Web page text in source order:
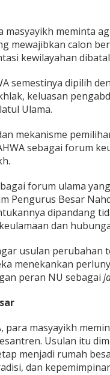
masyayikh meminta
mewajibkan calon
kewilayahan
semestinya dipilih
keluasan
Ulama.
mekanisme
sebagai forum
forum ulama
Pengurus Besar
dipandang
dan
usulan perubahan
menekankan
peran NU sebagai
para masyayikh
Usulan itu
menjadi rumah
dan